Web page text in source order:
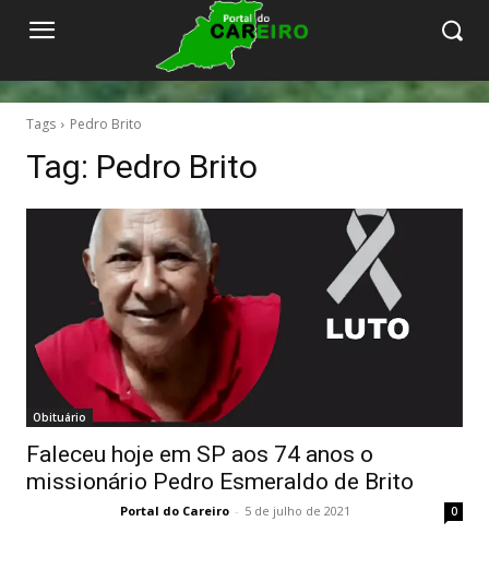
Tags Pedro Brito
Tag: Pedro Brito
Obituário
Faleceu hoje em SP aos 74 anos o
missionário Pedro Esmeraldo de Brito
Portal do Careiro - 5 de julho de 2021 0